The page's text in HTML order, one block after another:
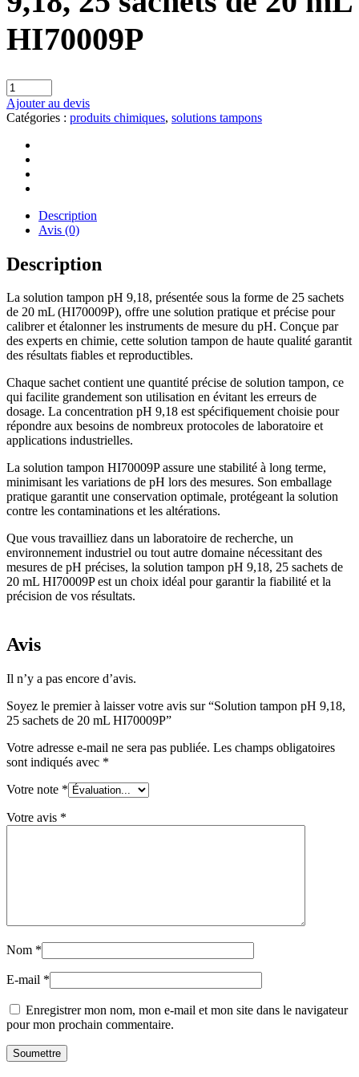
HI70009P
Ajouter au devis
Catégories : produits chimiques, solutions tampons
Description
Avis (0)
Description
La solution tampon pH 9,18, présentée sous la forme de 25 sachets
de 20 mL (HI70009P), offre une solution pratique et précise pour
calibrer et étalonner les instruments de mesure du pH. Conçue par
des experts en chimie, cette solution tampon de haute qualité garantit
des résultats fiables et reproductibles.
Chaque sachet contient une quantité précise de solution tampon, ce
qui facilite grandement son utilisation en évitant les erreurs de
dosage. La concentration pH 9,18 est spécifiquement choisie pour
répondre aux besoins de nombreux protocoles de laboratoire et
applications industrielles.
La solution tampon HI70009P assure une stabilité à long terme,
minimisant les variations de pH lors des mesures. Son emballage
pratique garantit une conservation optimale, protégeant la solution
contre les contaminations et les altérations.
Que vous travailliez dans un laboratoire de recherche, un
environnement industriel ou tout autre domaine nécessitant des
mesures de pH précises, la solution tampon pH 9,18, 25 sachets de
20 mL HI70009P est un choix idéal pour garantir la fiabilité et la
précision de vos résultats.
Avis
Il n’y a pas encore d’avis.
Soyez le premier à laisser votre avis sur “Solution tampon pH 9,18,
25 sachets de 20 mL HI70009P”
Votre adresse e-mail ne sera pas publiée. Les champs obligatoires
sont indiqués avec *
Votre note *
Votre avis *
Nom *
E-mail *
Enregistrer mon nom, mon e-mail et mon site dans le navigateur
pour mon prochain commentaire.